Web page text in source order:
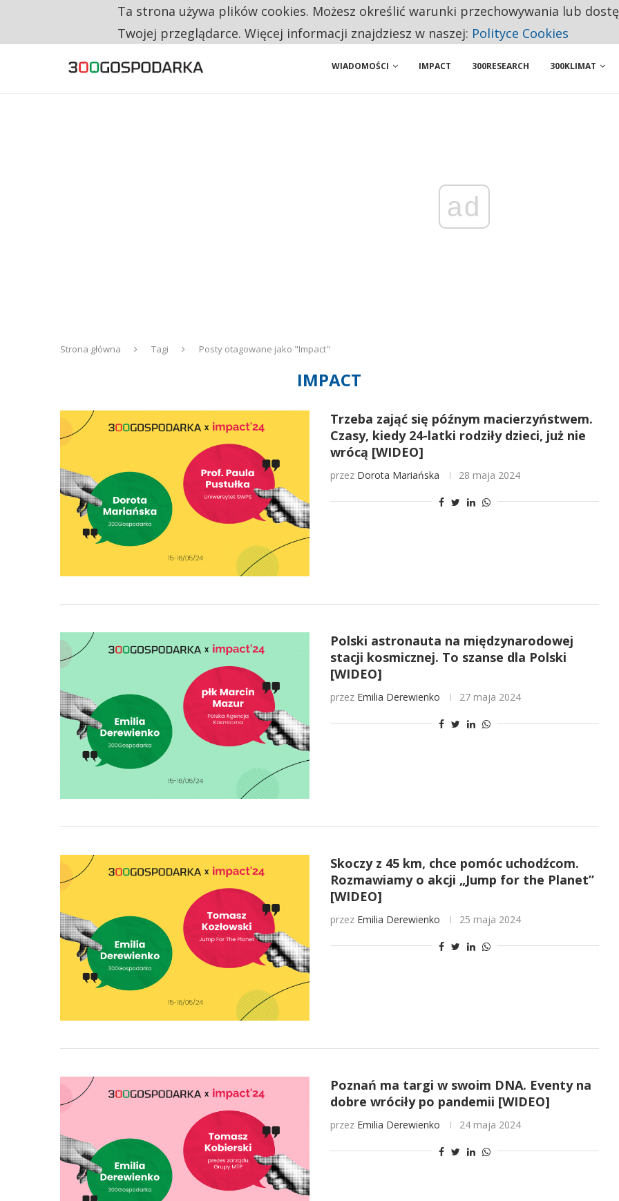
RESTRYKCJE CHIN UDERZAJĄ W EUROPEJSKI PRZEMYSŁ. NA LIŚCIE SĄ DWA PODMIOTY Z POLSKI
WIADOMOŚCI IMPACT 300RESEARCH 300KLIMAT
ad
Strona główna Tagi Posty otagowane jako "Impact"
IMPACT
Trzeba zająć się późnym macierzyństwem.
Czasy, kiedy 24-latki rodziły dzieci, już nie
wrócą [WIDEO]
przez Dorota Mariańska 28 maja 2024
Polski astronauta na międzynarodowej
stacji kosmicznej. To szanse dla Polski
[WIDEO]
przez Emilia Derewienko 27 maja 2024
Skoczy z 45 km, chce pomóc uchodźcom.
Rozmawiamy o akcji „Jump for the Planet”
[WIDEO]
przez Emilia Derewienko 25 maja 2024
Poznań ma targi w swoim DNA. Eventy na
dobre wróciły po pandemii [WIDEO]
przez Emilia Derewienko 24 maja 2024
Ta strona używa plików cookies. Możesz określić warunki przechowywania lub
Twojej przeglądarce. Więcej informacji znajdziesz w naszej: Polityce Cookies